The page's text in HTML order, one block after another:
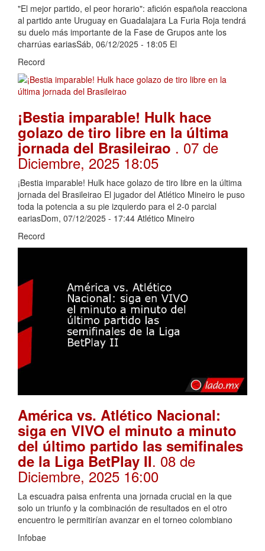
"El mejor partido, el peor horario": afición española reacciona
al partido ante Uruguay en Guadalajara La Furia Roja tendrá
su duelo más importante de la Fase de Grupos ante los
charrúas eariasSáb, 06/12/2025 - 18:05 El
Record
¡Bestia imparable! Hulk hace
golazo de tiro libre en la última
jornada del Brasileirao . 07 de
Diciembre, 2025 18:05
¡Bestia imparable! Hulk hace golazo de tiro libre en la última
jornada del Brasileirao El jugador del Atlético Mineiro le puso
toda la potencia a su pie izquierdo para el 2-0 parcial
eariasDom, 07/12/2025 - 17:44 Atlético Mineiro
Record
América vs. Atlético Nacional:
siga en VIVO el minuto a minuto
del último partido las semifinales
de la Liga BetPlay II. 08 de
Diciembre, 2025 16:00
La escuadra paisa enfrenta una jornada crucial en la que
solo un triunfo y la combinación de resultados en el otro
encuentro le permitirían avanzar en el torneo colombiano
Infobae